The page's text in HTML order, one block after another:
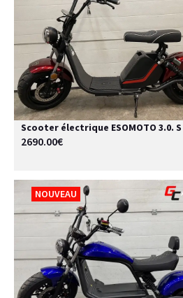
Scooter électrique ESOMOTO 3.0. S
2690.00€
NOUVEAU